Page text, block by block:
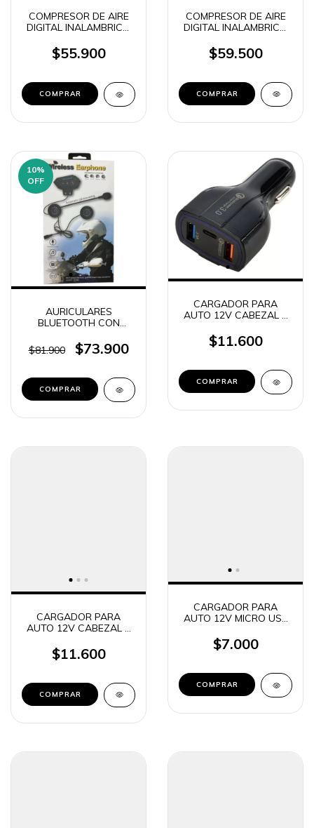
COMPRESOR DE AIRE
DIGITAL INALAMBRICO
CAJA BLANCA
$55.900
COMPRESOR DE AIRE
DIGITAL INALAMBRICO
OM-3668
$59.500
10%
OFF
AURICULARES
BLUETOOTH CON
CASCO MOTO MANOS
LIBRES
BT-12 (0215)
$81.900 $73.900
CARGADOR PARA
AUTO 12V CABEZAL 2
7.6A KOSMO
$11.600
CARGADOR PARA
AUTO 12V CABEZAL 1
TIME CAR-53004
$11.600
CARGADOR PARA
AUTO 12V MICRO USB
$7.000
COMPRAR